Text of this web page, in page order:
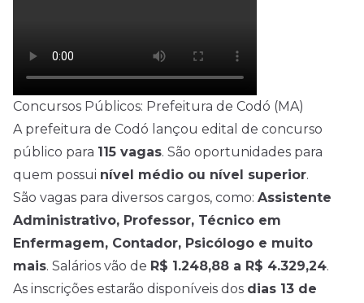
Concursos Públicos: Prefeitura de Codó (MA)
A prefeitura de Codó lançou edital de concurso
público para 115 vagas. São oportunidades para
quem possui nível médio ou nível superior.
São vagas para diversos cargos, como: Assistente
Administrativo, Professor, Técnico em
Enfermagem, Contador, Psicólogo e muito
mais. Salários vão de R$ 1.248,88 a R$ 4.329,24.
As inscrições estarão disponíveis dos dias 13 de